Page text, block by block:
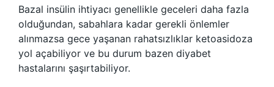
Bazal insülin ihtiyacı genellikle geceleri daha fazla
olduğundan, sabahlara kadar gerekli önlemler
alınmazsa gece yaşanan rahatsızlıklar ketoasidoza
yol açabiliyor ve bu durum bazen diyabet
hastalarını şaşırtabiliyor.